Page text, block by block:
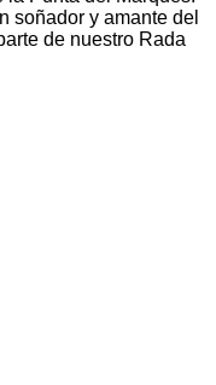
soñador y amante del
de nuestro Rada